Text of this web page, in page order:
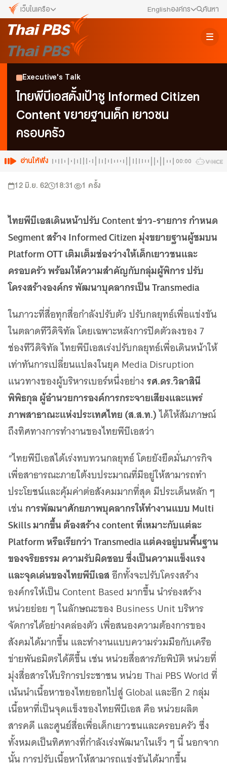
เว็บในเครือ
เว็บไซต์ในเครือ
ALTV
VIPA
ทุกความสุข...ดูฟรี ไม่มีโฆษณา
พื้นที่นำเสนอวาระของสังคม
Thai PBS Kids
Thai PBS Podcast
View The World via The Voice
Thai PBS World
เพราะพลังการสื่อสารอยู่ในมือคุณ
Locals
นิเวศสื่อสาธารณะท้องถิ่นคุณภาพ
จับตาอนาคตประเทศไทย
The Visual
Making Data Visible
ตรวจสอบข่าวปลอม คัดกรองข่าวจริง
Englishองค์กร
ข่าวประชาสัมพันธ์
คณะกรรมการนโยบาย ส.ส.ท.
สภาผู้ชมและผู้ฟังรายการ
ค้นหา
Executive's Talk
ไทยพีบีเอสตั้งเป้าชู Informed Citizen
Content ขยายฐานเด็ก เยาวชน
ครอบครัว
อ่านให้ฟัง 00:00
12 มิ.ย. 62 18:31 1 ครั้ง
ไทยพีบีเอสเดินหน้าปรับ Content ข่าว-รายการ กำหนด
Segment สร้าง Informed Citizen มุ่งขยายฐานผู้ชมบน
Platform OTT เติมเต็มช่องว่างให้เด็กเยาวชนและ
ครอบครัว พร้อมให้ความสำคัญกับกลุ่มผู้พิการ ปรับ
โครงสร้างองค์กร พัฒนาบุคลากรเป็น Transmedia
ในภาวะที่สื่อทุกสื่อกำลังปรับตัว ปรับกลยุทธ์เพื่อแข่งขัน
ในตลาดทีวีดิจิทัล โดยเฉพาะหลังการปิดตัวลงของ 7
ช่องทีวีดิจิทัล ไทยพีบีเอสเร่งปรับกลยุทธ์เพื่อเดินหน้าให้
เท่าทันการเปลี่ยนแปลงในยุค Media Disruption
แนวทางของผู้บริหารเบอร์หนึ่งอย่าง รศ.ดร.วิลาสินี
พิพิธกุล ผู้อำนวยการองค์การกระจายเสียงและแพร่
ภาพสาธาณะแห่งประเทศไทย (ส.ส.ท.)ได้ให้สัมภาษณ์
ถึงทิศทางการทำงานของไทยพีบีเอสว่า
“ไทยพีบีเอสได้เร่งทบทวนกลยุทธ์ โดยยังยึดมั่นภารกิจ
เพื่อสาธารณะภายใต้งบประมาณที่มีอยู่ให้สามารถทำ
ประโยชน์และคุ้มค่าต่อสังคมมากที่สุด มีประเด็นหลัก ๆ
เช่นการพัฒนาศักยภาพบุคลากรให้ทำงานแบบ Multi
Skills มากขึ้น ต้องสร้าง content ที่เหมาะกับแต่ละ
Platform หรือเรียกว่า Transmedia แต่คงอยู่บนพื้นฐาน
ของจริยธรรม ความรับผิดชอบ ซึ่งเป็นความแข็งแรง
และจุดเด่นของไทยพีบีเอสอีกทั้งจะปรับโครงสร้าง
องค์กรให้เป็น Content Based มากขึ้น นำร่องสร้าง
หน่วยย่อย ๆ ในลักษณะของ Business Unit บริหาร
จัดการได้อย่างคล่องตัว เพื่อสนองความต้องการของ
สังคมได้มากขึ้น และทำงานแบบความร่วมมือกับเครือ
ข่ายพันธมิตรได้ดีขึ้น เช่น หน่วยสื่อสารภัยพิบัติ หน่วยที่
มุ่งสื่อสารให้บริการประชาชน หน่วย Thai PBS World ที่
เน้นนำเนื้อหาของไทยออกไปสู่ Global และอีก 2 กลุ่ม
เนื้อหาที่เป็นจุดแข็งของไทยพีบีเอส คือ หน่วยผลิต
สารคดี และศูนย์สื่อเพื่อเด็กเยาวชนและครอบครัว ซึ่ง
ทั้งหมดเป็นทิศทางที่กำลังเร่งพัฒนาในเร็ว ๆ นี้ นอกจาก
นั้น การปรับเนื้อหาให้สามารถแข่งขันได้มากขึ้น